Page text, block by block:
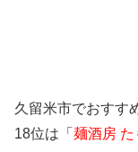
久留米市でおすす
18位は「 麺酒房 た